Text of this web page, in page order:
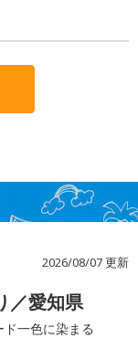
2026/08/07 更新
／愛知県
一色に染まる